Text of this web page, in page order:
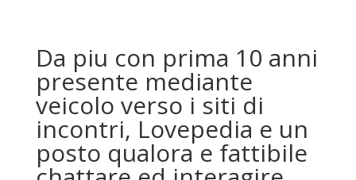
Da piu con prima 10 anni
presente mediante
veicolo verso i siti di
incontri, Lovepedia e un
posto qualora e fattibile